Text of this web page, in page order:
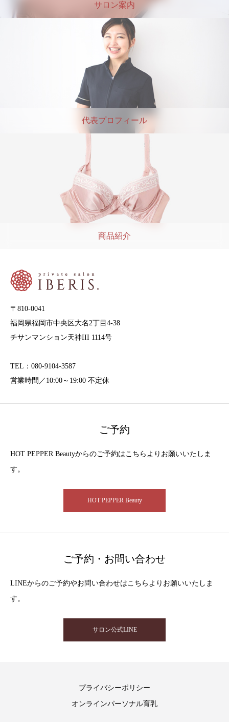
サロン案内
代表プロフィール
商品紹介
〒810-0041
福岡県福岡市中央区大名2丁目4-38
チサンマンション天神III 1114号
TEL：080-9104-3587
営業時間／10:00～19:00 不定休
ご予約
HOT PEPPER Beautyからのご予約はこちらよりお願いいたしま
す。
HOT PEPPER Beauty
ご予約・お問い合わせ
LINEからのご予約やお問い合わせはこちらよりお願いいたしま
す。
サロン公式LINE
プライバシーポリシー
オンラインパーソナル育乳